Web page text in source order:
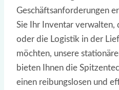
Geschäftsanforderungen
Sie Ihr Inventar verwalten,
oder die Logistik in der
möchten, unsere
bieten Ihnen die
einen reibungslosen und